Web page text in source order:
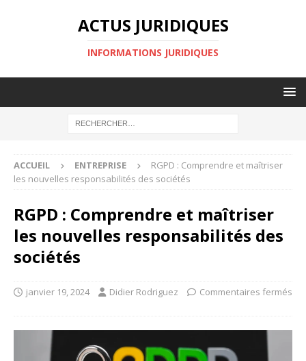
ACTUS JURIDIQUES
INFORMATIONS JURIDIQUES
ACCUEIL ENTREPRISE
RGPD : Comprendre et maîtriser
les nouvelles responsabilités des sociétés
RGPD : Comprendre et maîtriser
les nouvelles responsabilités des
sociétés
janvier 19, 2024 Didier Rodriguez Commentaires fermés